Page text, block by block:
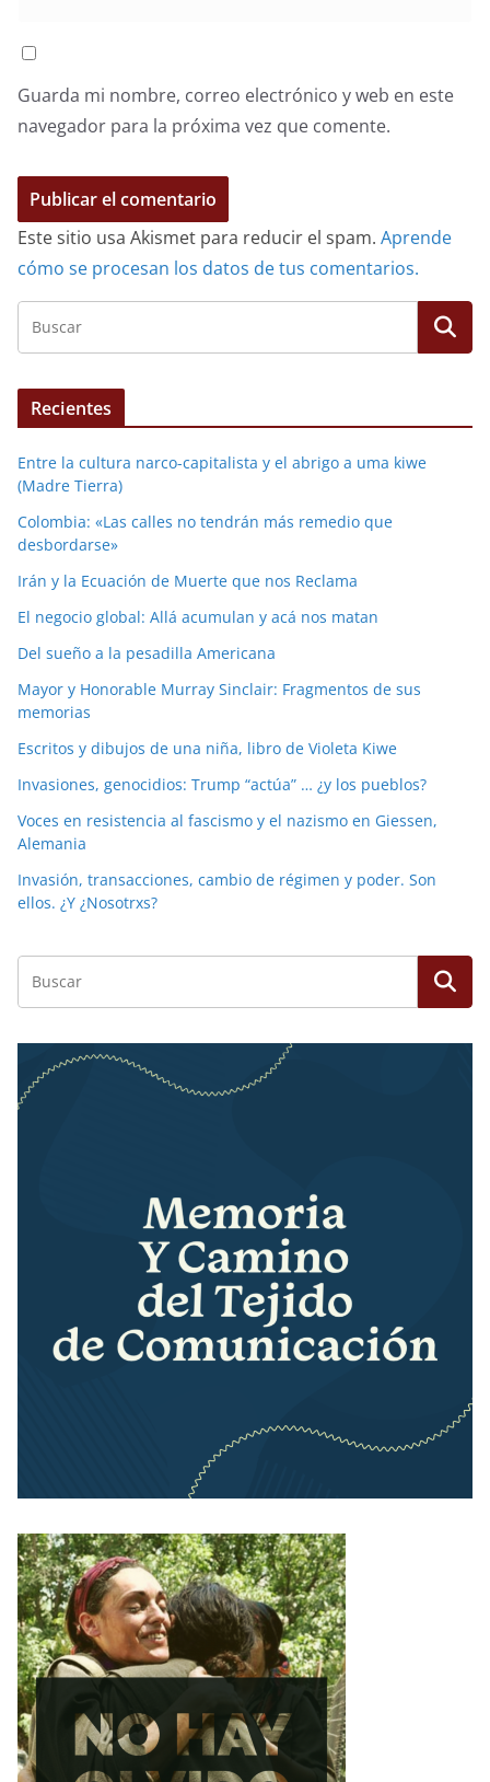
Guarda mi nombre, correo electrónico y web en este
navegador para la próxima vez que comente.
Este sitio usa Akismet para reducir el spam. Aprende
cómo se procesan los datos de tus comentarios.
Recientes
Entre la cultura narco-capitalista y el abrigo a uma kiwe
(Madre Tierra)
Colombia: «Las calles no tendrán más remedio que
desbordarse»
Irán y la Ecuación de Muerte que nos Reclama
El negocio global: Allá acumulan y acá nos matan
Del sueño a la pesadilla Americana
Mayor y Honorable Murray Sinclair: Fragmentos de sus
memorias
Escritos y dibujos de una niña, libro de Violeta Kiwe
Invasiones, genocidios: Trump “actúa” … ¿y los pueblos?
Voces en resistencia al fascismo y el nazismo en Giessen,
Alemania
Invasión, transacciones, cambio de régimen y poder. Son
ellos. ¿Y ¿Nosotrxs?